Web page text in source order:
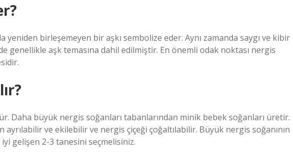
yeniden birleşemeyen bir aşkı sembolize eder. Aynı zamanda saygı ve kibir
genellikle aşk temasına dahil edilmiştir. En önemli odak noktası nergis
Daha büyük nergis soğanları tabanlarından minik bebek soğanları üretir.
ve ekilebilir ve nergis çiçeği çoğaltılabilir. Büyük nergis soğanının
gelişen 2-3 tanesini seçmelisiniz.